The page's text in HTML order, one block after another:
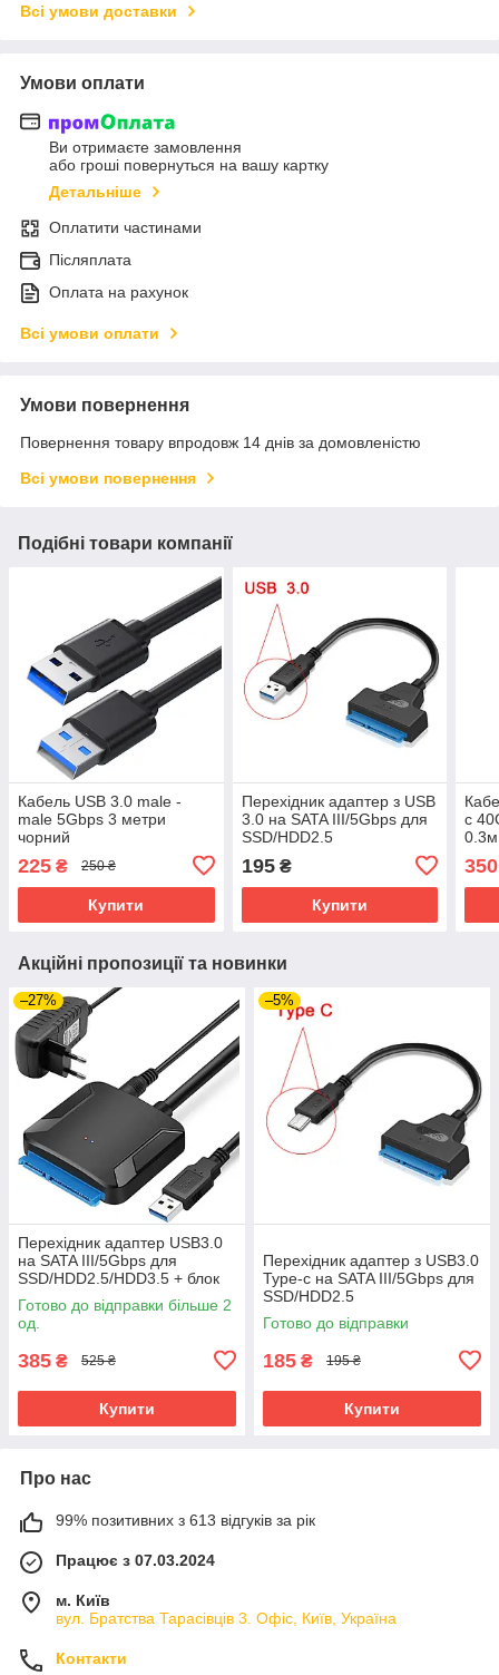
Всі умови доставки
Умови оплати
Ви отримаєте замовлення
або гроші повернуться на вашу картку
Детальніше
Оплатити частинами
Післяплата
Оплата на рахунок
Всі умови оплати
Умови повернення
Повернення товару впродовж 14 днів за домовленістю
Всі умови повернення
Подібні товари компанії
Кабель USB 3.0 male -
male 5Gbps 3 метри
чорний
225 ₴ 250 ₴
Купити
Перехідник адаптер з USB
3.0 на SATA III/5Gbps для
SSD/HDD2.5
195₴
Купити
c
0.3м
350
Акційні пропозиції та новинки
–27%
Перехідник адаптер USB3.0
на SATA III/5Gbps для
SSD/HDD2.5/HDD3.5 + блок
живлення
Готово до відправки більше 2
од.
385 ₴ 525 ₴
Купити
–5%
Перехідник адаптер з USB3.0
Type-c на SATA III/5Gbps для
SSD/HDD2.5
Готово до відправки
185 ₴ 195 ₴
Купити
Про нас
99% позитивних з 613 відгуків за рік
Працює з 07.03.2024
м. Київ
вул. Братства Тарасівців 3. Офіс, Київ, Україна
Контакти